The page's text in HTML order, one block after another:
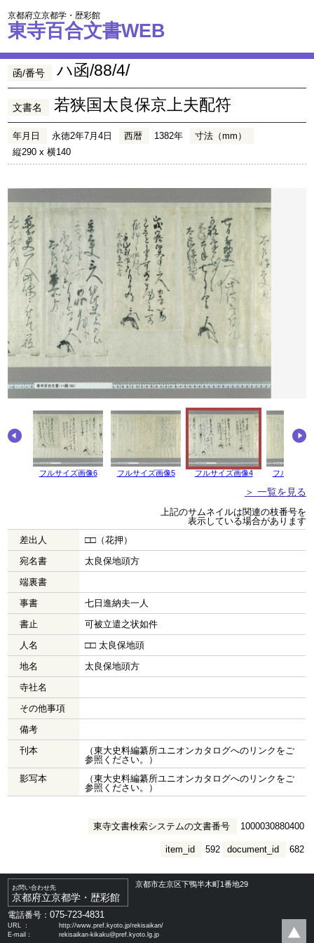
京都府立京都学・歴彩館
東寺百合文書WEB
函/番号 ハ函/88/4/
文書名 若狭国太良保京上夫配符
年月日 永徳2年7月4日 西暦 1382年
寸法（mm）
縦290 x 横140
フルサイズ画像6 フルサイズ画像5 フルサイズ画像4 フルサイズ
＞ 一覧を見る
上記のサムネイルは関連の枝番号を
表示している場合があります
差出人
□□（花押）
宛名書
太良保地頭方
端裏書
事書
七日進納夫一人
書止
可被立遣之状如件
人名
□□ 太良保地頭
地名
太良保地頭方
寺社名
その他事項
備考
刊本
（東大史料編纂所ユニオンカタログへのリンクをご
参照ください。）
影写本
（東大史料編纂所ユニオンカタログへのリンクをご
参照ください。）
東寺文書検索システムの文書番号 1000030880400
document_id 682
item_id 592
お問い合わせ先
京都府立京都学・歴彩館
京都市左京区下鴨半木町1番地29
電話番号：075-723-4831
URL ：
http://www.pref.kyoto.jp/rekisaikan/
E-mail：
rekisaikan-kikaku@pref.kyoto.lg.jp